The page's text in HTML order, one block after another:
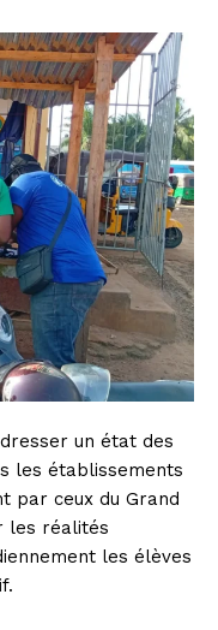
un état des
les établissements
par ceux du Grand
les réalités
les élèves